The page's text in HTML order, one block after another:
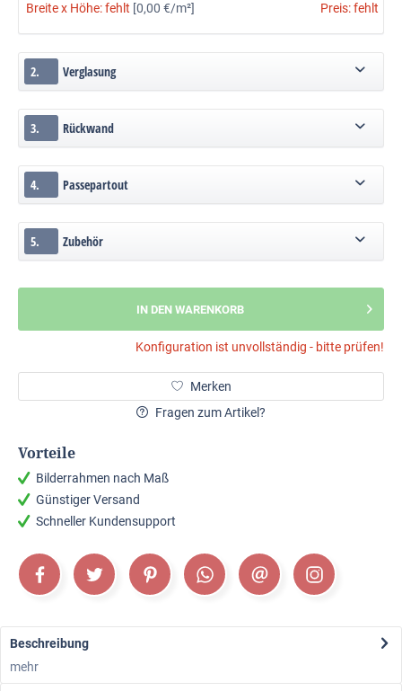
Breite x Höhe:fehlt [0,00 €/m²] Preis:fehlt
2. Verglasung
3. Rückwand
4. Passepartout
5. Zubehör
IN DEN WARENKORB
Konfiguration ist unvollständig - bitte prüfen!
Merken
Fragen zum Artikel?
Vorteile
Bilderrahmen nach Maß
Günstiger Versand
Schneller Kundensupport
Beschreibung
mehr